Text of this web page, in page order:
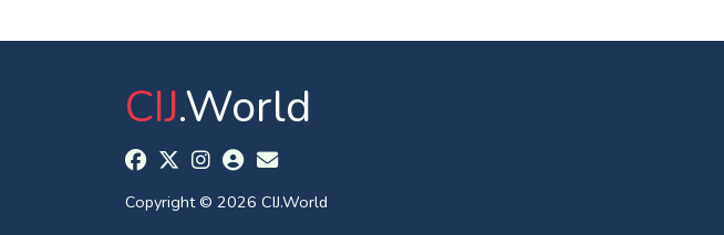
CIJ.World
Copyright © 2026 CIJ.World